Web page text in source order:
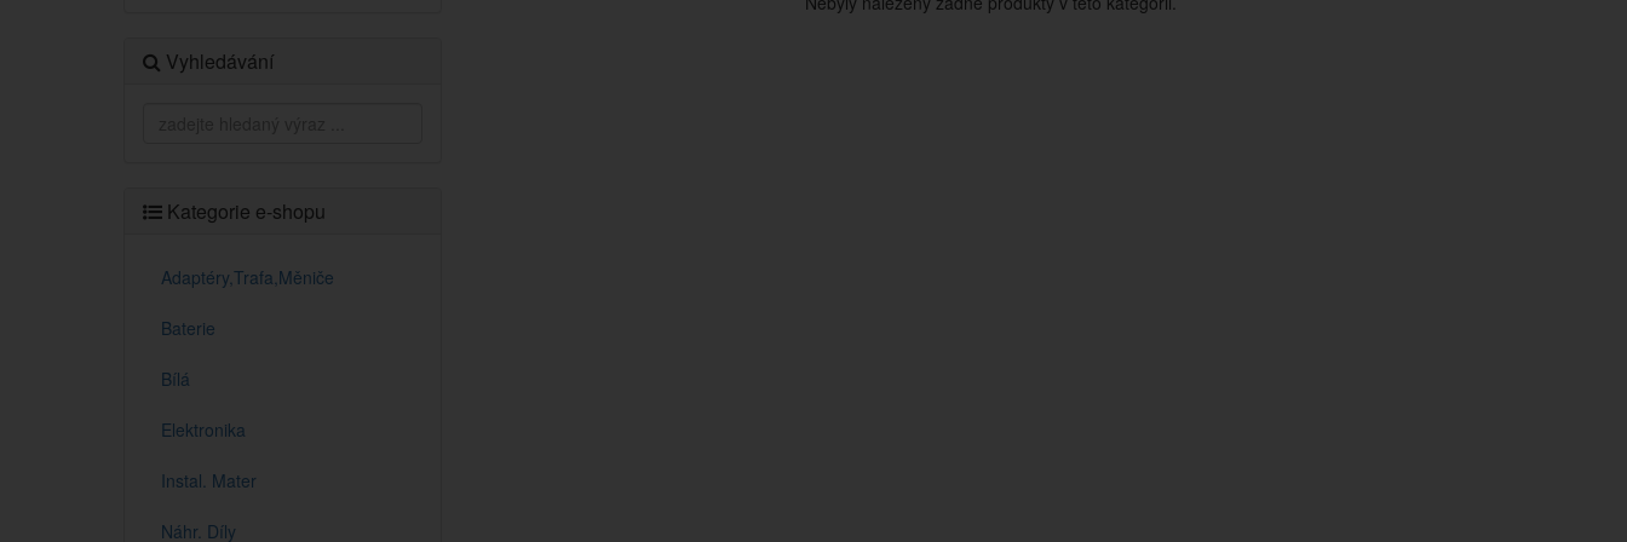
Vyhledávání
Kategorie e-shopu
Adaptéry,Trafa,Měniče
Baterie
Bílá
Elektronika
Instal. Mater
Náhr. Díly